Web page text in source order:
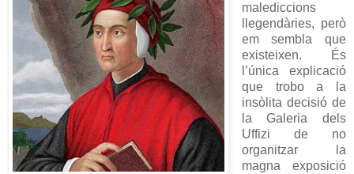
malediccions
llegendàries, però
em sembla que
existeixen. És
l’única explicació
que trobo a la
insòlita decisió de
la Galeria dels
Uffizi de no
organitzar la
magna exposició